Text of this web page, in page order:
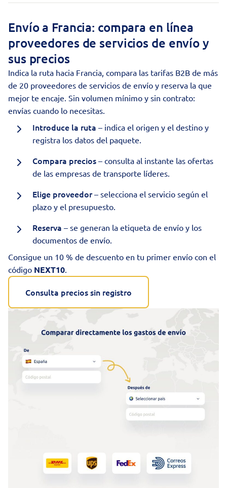
Envío a Francia: compara en línea
proveedores de servicios de envío y
sus precios
Indica la ruta hacia Francia, compara las tarifas B2B de más
de 20 proveedores de servicios de envío y reserva la que
mejor te encaje. Sin volumen mínimo y sin contrato:
envías cuando lo necesitas.
Introduce la ruta – indica el origen y el destino y
registra los datos del paquete.
Compara precios – consulta al instante las ofertas
de las empresas de transporte líderes.
Elige proveedor– selecciona el servicio según el
plazo y el presupuesto.
Reserva – se generan la etiqueta de envío y los
documentos de envío.
Consigue un 10 % de descuento en tu primer envío con el
código NEXT10.
Consulta precios sin registro